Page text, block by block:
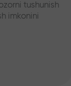
tushunish
imkonini